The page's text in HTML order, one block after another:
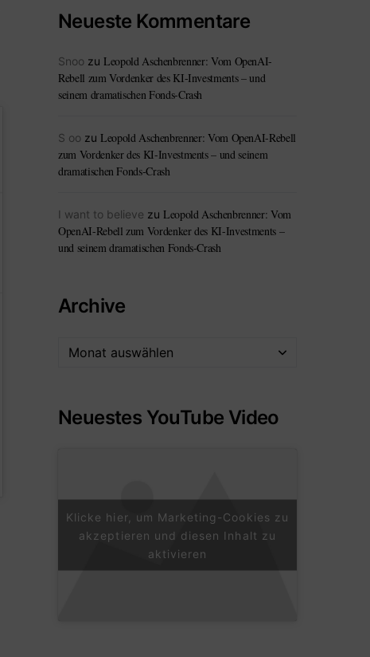
Neueste Kommentare
Snoo zu Leopold Aschenbrenner: Vom OpenAI-
Rebell zum Vordenker des KI-Investments – und
seinem dramatischen Fonds-Crash
S oo zu Leopold Aschenbrenner: Vom OpenAI-Rebell
zum Vordenker des KI-Investments – und seinem
dramatischen Fonds-Crash
I want to believe zu Leopold Aschenbrenner: Vom
OpenAI-Rebell zum Vordenker des KI-Investments –
und seinem dramatischen Fonds-Crash
Archive
Neuestes YouTube Video
Klicke hier, um Marketing-Cookies zu
akzeptieren und diesen Inhalt zu
aktivieren